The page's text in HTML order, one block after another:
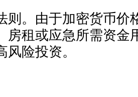
则。由于加密货币价
房租或应急所需资金
险投资。